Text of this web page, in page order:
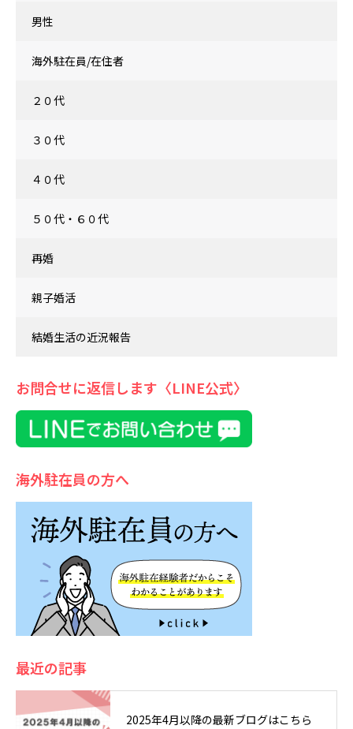
男性
海外駐在員/在住者
２０代
３０代
４０代
５０代・６０代
再婚
親子婚活
結婚生活の近況報告
お問合せに返信します〈LINE公式〉
海外駐在員の方へ
最近の記事
2025年4月以降の最新ブログはこちら